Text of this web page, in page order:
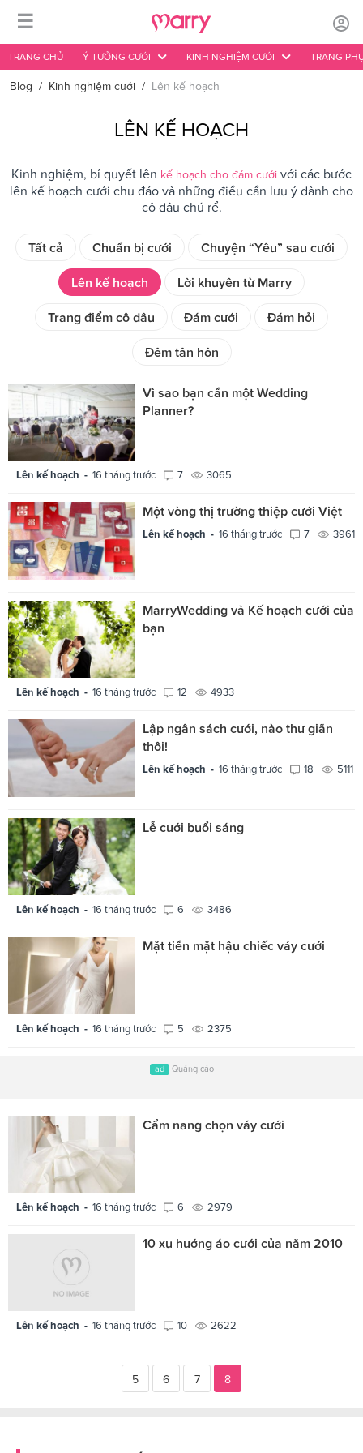
☰
TRANG CHỦ Ý TƯỞNG CƯỚI KINH NGHIỆM CƯỚI TRANG
Blog / Kinh nghiệm cưới / Lên kế hoạch
LÊN KẾ HOẠCH
Kinh nghiệm, bí quyết lên kế hoạch cho đám cưới với các bước
lên kế hoạch cưới chu đáo và những điều cần lưu ý dành cho
cô dâu chú rể.
Tất cả Chuẩn bị cưới Chuyện “Yêu” sau cưới
Lên kế hoạch Lời khuyên từ Marry
Trang điểm cô dâu Đám cưới Đám hỏi
Đêm tân hôn
Vì sao bạn cần một Wedding
Planner?
Lên kế hoạch - 16 tháng trước 7 3065
Một vòng thị trường thiệp cưới Việt
Lên kế hoạch - 16 tháng trước 7 3961
MarryWedding và Kế hoạch cưới của
bạn
Lên kế hoạch - 16 tháng trước 12 4933
Lập ngân sách cưới, nào thư giãn
thôi!
Lên kế hoạch - 16 tháng trước 18 5111
Lễ cưới buổi sáng
Lên kế hoạch - 16 tháng trước 6 3486
Mặt tiền mặt hậu chiếc váy cưới
Lên kế hoạch - 16 tháng trước 5 2375
ad Quảng cáo
Cẩm nang chọn váy cưới
Lên kế hoạch - 16 tháng trước 6 2979
10 xu hướng áo cưới của năm 2010
Lên kế hoạch - 16 tháng trước 10 2622
5 6 7 8